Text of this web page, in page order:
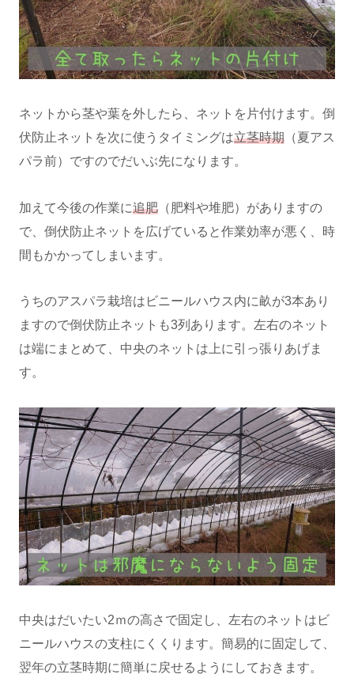
ネットから茎や葉を外したら、ネットを片付けます。倒
伏防止ネットを次に使うタイミングは立茎時期 （夏アス
パラ前）ですのでだいぶ先になります。
加えて今後の作業に追肥 （肥料や堆肥）がありますの
で、倒伏防止ネットを広げていると作業効率が悪く、時
間もかかってしまいます。
うちのアスパラ栽培はビニールハウス内に畝が3本あり
ますので倒伏防止ネットも3列あります。左右のネット
は端にまとめて、中央のネットは上に引っ張りあげま
す。
中央はだいたい2ｍの高さで固定し、左右のネットはビ
ニールハウスの支柱にくくります。簡易的に固定して、
翌年の立茎時期に簡単に戻せるようにしておきます。